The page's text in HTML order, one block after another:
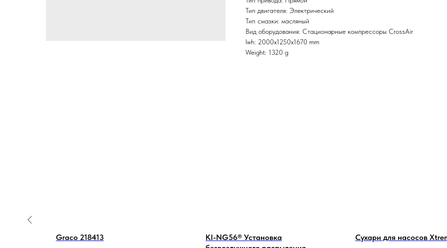
Тип двигателя: Электрический
Тип смазки: масляный
Вид оборудования: Стационарные компрессоры CrossAir
lwh: 2000x1250x1670 mm
Weight: 1320 g
Graco 218413
KI-NG56® Установка
Сухари для насосов